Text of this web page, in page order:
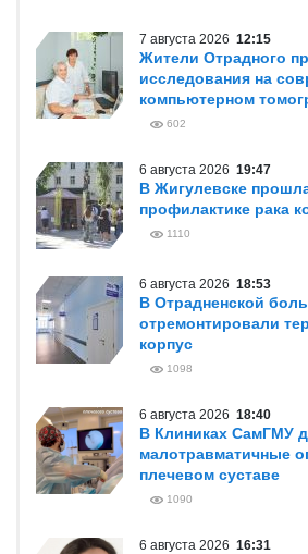
7 августа 2026 12:15
Жители Отрадного
исследования на
компьютерном
602
6 августа 2026 19:47
В Жигулевске
профилактике рака
1110
6 августа 2026 18:53
В Отрадненской
отремонтировали
корпус
1098
6 августа 2026 18:40
В Клиниках СамГМУ
малотравматичные
плечевом суставе
1090
6 августа 2026 16:31